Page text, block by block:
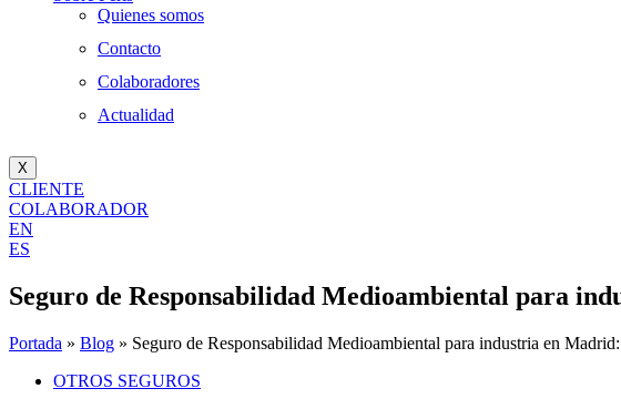
Quienes somos
Contacto
Colaboradores
Actualidad
X
CLIENTE
COLABORADOR
EN
ES
Seguro de Responsabilidad Medioambiental para
Portada » Blog » Seguro de Responsabilidad Medioambiental para industria en
OTROS SEGUROS